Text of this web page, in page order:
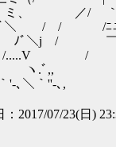
／/ ｀'..ﾞ
/ﾆニニニ
ﾉﾞ＼j /
.ﾑ､ -‐
. . ﾑ `
. ﾑ ￣
2017/07/23(日)